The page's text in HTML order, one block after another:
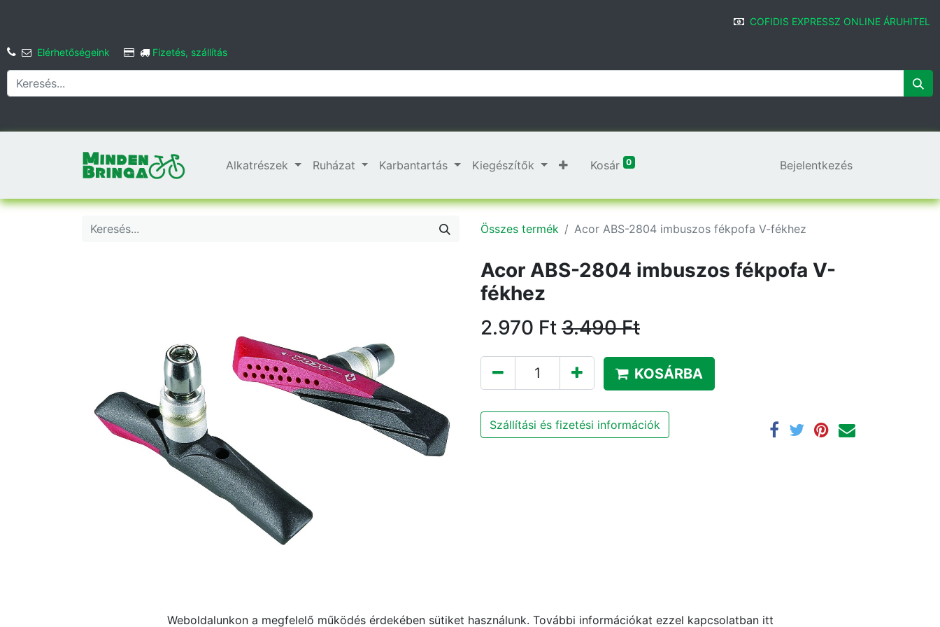
COFIDIS EXPRESSZ ONLINE ÁRUHITEL
Elérhetőségeink Fizetés, szállítás
Alkatrészek Ruházat Karbantartás Kiegészítők Kosár 0 Bejelentkezés
Összes termék Acor ABS-2804 imbuszos fékpofa V-fékhez
Acor ABS-2804 imbuszos fékpofa V-
fékhez
2.970 Ft 3.490Ft
KOSÁRBA
Szállítási és fizetési információk
Weboldalunkon a megfelelő működés érdekében sütiket használunk. További információkat ezzel kapcsolatban itt